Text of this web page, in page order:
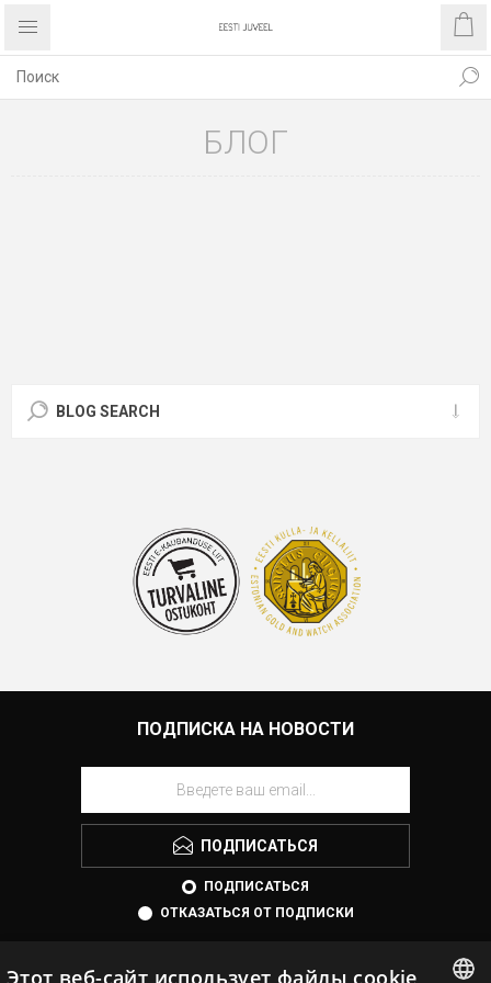
БЛОГ
BLOG SEARCH
ПОДПИСКА НА НОВОСТИ
ПОДПИСАТЬСЯ
ПОДПИСАТЬСЯ
ОТКАЗАТЬСЯ ОТ ПОДПИСКИ
Этот веб-сайт использует файлы cookie